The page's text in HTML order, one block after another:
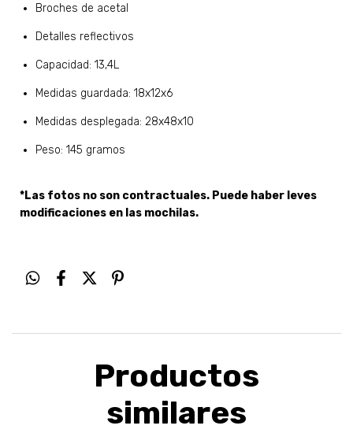
Broches de acetal
Detalles reflectivos
Capacidad: 13,4L
Medidas guardada: 18x12x6
Medidas desplegada: 28x48x10
Peso: 145 gramos
*Las fotos no son contractuales. Puede haber leves
modificaciones en las mochilas.
Productos
similares